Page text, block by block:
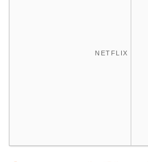
NETFLIX